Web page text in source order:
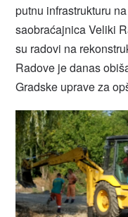
putnu infrastrukturu
saobraćajnica Veliki
su radovi na
Radove je danas
Gradske uprave za